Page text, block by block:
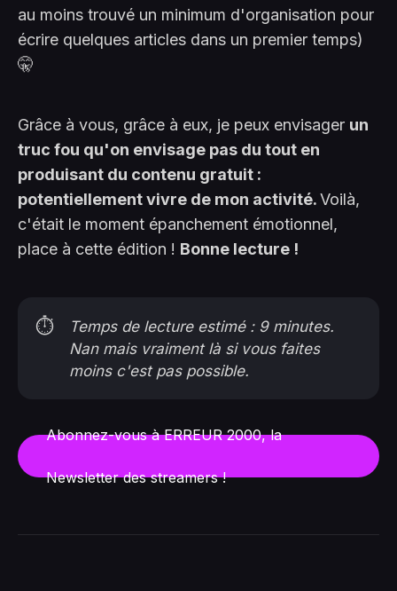
au moins trouvé un minimum d'organisation pour
écrire quelques articles dans un premier temps)
🤫
Grâce à vous, grâce à eux, je peux envisager un
truc fou qu'on envisage pas du tout en
produisant du contenu gratuit :
potentiellement vivre de mon activité.Voilà,
c'était le moment épanchement émotionnel,
place à cette édition ! Bonne lecture !
⏱️
Temps de lecture estimé : 9 minutes.
Nan mais vraiment là si vous faites
moins c'est pas possible.
Abonnez-vous à ERREUR 2000, la
Newsletter des streamers !